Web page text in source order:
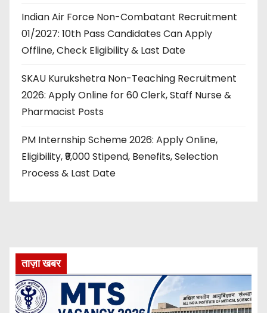
Indian Air Force Non-Combatant Recruitment
01/2027: 10th Pass Candidates Can Apply
Offline, Check Eligibility & Last Date
SKAU Kurukshetra Non-Teaching Recruitment
2026: Apply Online for 60 Clerk, Staff Nurse &
Pharmacist Posts
PM Internship Scheme 2026: Apply Online,
Eligibility, ₹9,000 Stipend, Benefits, Selection
Process & Last Date
ताज़ा खबर